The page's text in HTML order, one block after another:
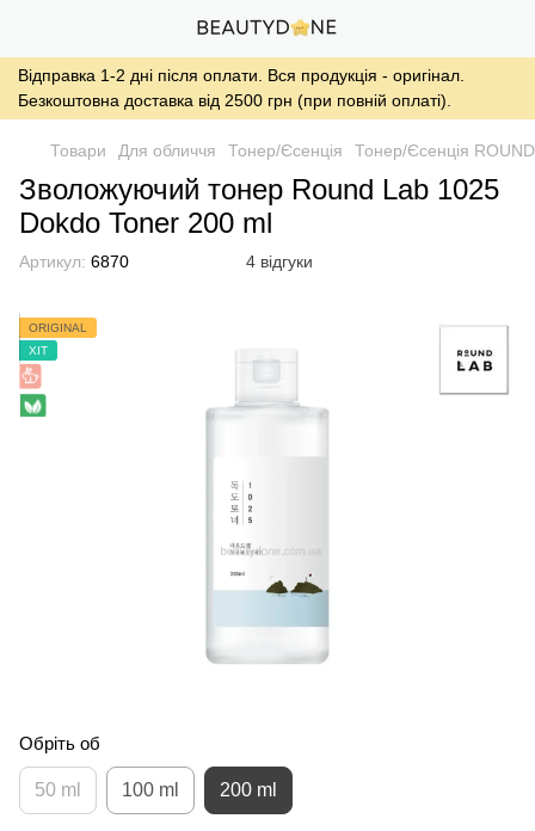
Відправка 1-2 дні після оплати. Вся продукція - оригінал.
Безкоштовна доставка від 2500 грн (при повній оплаті).
Товари Для обличчя Тонер/Єсенція Тонер/Єсенція
Зволожуючий тонер Round Lab 1025
Dokdo Toner 200 ml
Артикул: 6870 4 відгуки
ORIGINAL
ХІТ
Обріть об
50 ml 100 ml 200 ml